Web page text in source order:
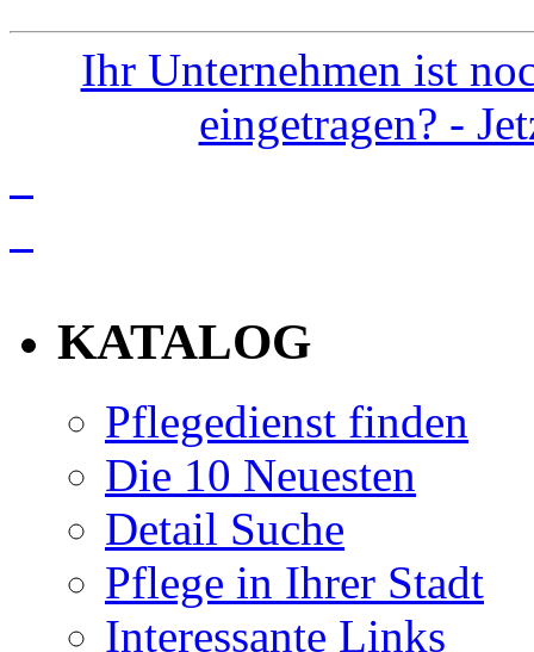
Ihr Unternehmen ist
eingetragen? -
KATALOG
Pflegedienst finden
Die 10 Neuesten
Detail Suche
Pflege in Ihrer Stadt
Interessante Links